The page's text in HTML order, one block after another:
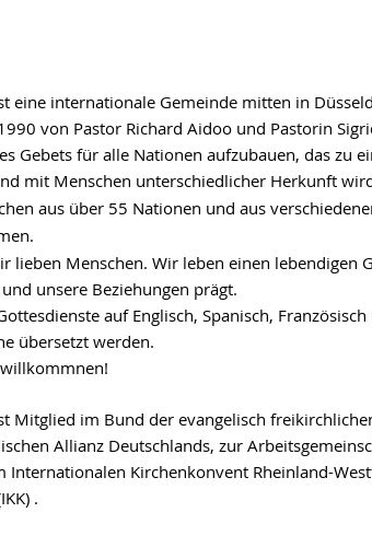
eine internationale Gemeinde mitten in
von Pastor Richard Aidoo und Pastorin
Gebets für alle Nationen aufzubauen, das zu
mit Menschen unterschiedlicher Herkunft
aus über 55 Nationen und aus
lieben Menschen. Wir leben einen lebendigen
unsere Beziehungen prägt.
auf Englisch, Spanisch,
übersetzt werden.
Mitglied im Bund der evangelisch
Allianz Deutschlands, zur
Internationalen Kirchenkonvent Rheinland-
.